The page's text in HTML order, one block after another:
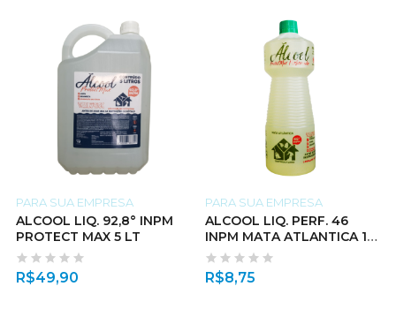
PARA SUA EMPRESA
ALCOOL LIQ. 92,8° INPM
PROTECT MAX 5 LT
R$49,90
PARA SUA EMPRESA
ALCOOL LIQ. PERF. 46
INPM MATA ATLANTICA 1
LT
R$8,75